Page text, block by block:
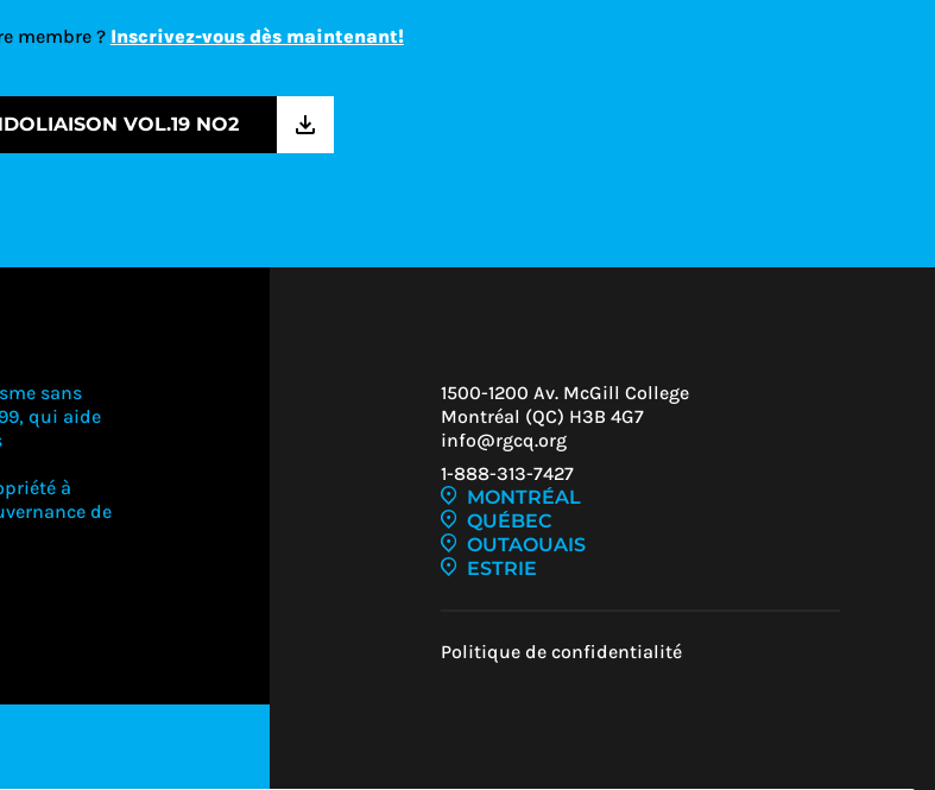
membre ? Inscrivez-vous dès maintenant!
VOL.19 NO2
CONNECTEZ-
CONTENU
sans
qui aide
à
de
1500-1200 Av. McGill College
Montréal (QC) H3B 4G7
info@rgcq.org
1-888-313-7427
MONTRÉAL
QUÉBEC
OUTAOUAIS
ESTRIE
Politique de confidentialité